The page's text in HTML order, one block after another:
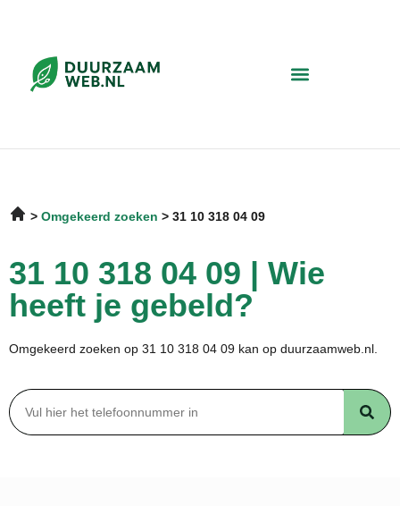
Omgekeerd zoeken 31 10 318 04 09
31 10 318 04 09 | Wie
heeft je gebeld?
Omgekeerd zoeken op 31 10 318 04 09 kan op duurzaamweb.nl.